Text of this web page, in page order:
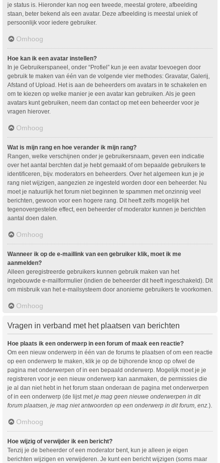
je status is. Hieronder kan nog een tweede, meestal grotere, afbeelding
staan, beter bekend als een avatar. Deze afbeelding is meestal uniek of
persoonlijk voor iedere gebruiker.
Omhoog
Hoe kan ik een avatar instellen?
In je Gebruikerspaneel, onder “Profiel” kun je een avatar toevoegen door
gebruik te maken van één van de volgende vier methodes: Gravatar, Galerij,
Afstand of Upload. Het is aan de beheerders om avatars in te schakelen en
om te kiezen op welke manier je een avatar kan gebruiken. Als je geen
avatars kunt gebruiken, neem dan contact op met een beheerder voor je
vragen hierover.
Omhoog
Wat is mijn rang en hoe verander ik mijn rang?
Rangen, welke verschijnen onder je gebruikersnaam, geven een indicatie
over het aantal berchten dat je hebt gemaakt of om bepaalde gebruikers te
identificeren, bijv. moderators en beheerders. Over het algemeen kun je je
rang niet wijzigen, aangezien ze ingesteld worden door een beheerder. Nu
moet je natuurlijk het forum niet beginnen te spammen met onzinnig veel
berichten, gewoon voor een hogere rang. Dit heeft zelfs mogelijk het
tegenovergestelde effect, een beheerder of moderator kunnen je berichten
aantal doen dalen.
Omhoog
Wanneer ik op de e-maillink van een gebruiker klik, moet ik me
aanmelden?
Alleen geregistreerde gebruikers kunnen gebruik maken van het
ingebouwde e-mailformulier (indien de beheerder dit heeft ingeschakeld). Dit
om misbruik van het e-mailsysteem door anonieme gebruikers te voorkomen.
Omhoog
Vragen in verband met het plaatsen van berichten
Hoe plaats ik een onderwerp in een forum of maak een reactie?
Om een nieuw onderwerp in één van de forums te plaatsen of om een reactie
op een onderwerp te maken, klik je op de bijhorende knop op ofwel de
pagina met onderwerpen of in een bepaald onderwerp. Mogelijk moet je je
registreren voor je een nieuw onderwerp kan aanmaken, de permissies die
je al dan niet hebt in het forum staan onderaan de pagina met onderwerpen
of in een onderwerp (de lijst met je mag geen nieuwe onderwerpen in dit
forum plaatsen, je mag niet antwoorden op een onderwerp in dit forum, enz. ).
Omhoog
Hoe wijzig of verwijder ik een bericht?
Tenzij je de beheerder of een moderator bent, kun je alleen je eigen
berichten wijzigen en verwijderen. Je kunt een bericht wijzigen (soms maar